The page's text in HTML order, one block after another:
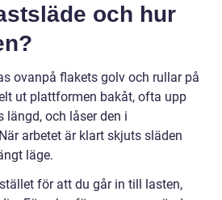
och hur
ovanpå flakets golv och rullar på
ut plattformen bakåt, ofta upp
längd, och låser den i
arbetet är klart skjuts släden
läge.
för att du går in till lasten,